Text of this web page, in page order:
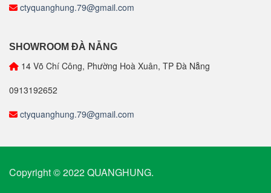
ctyquanghung.79@gmail.com
SHOWROOM ĐÀ NẴNG
14 Võ Chí Công, Phường Hoà Xuân, TP Đà Nẵng
0913192652
ctyquanghung.79@gmail.com
Copyright © 2022 QUANGHUNG.